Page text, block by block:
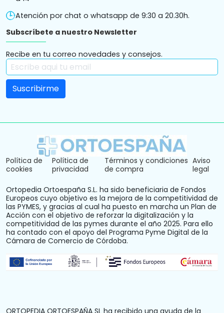
Atención por chat o whatsapp de 9:30 a 20.30h.
Subscríbete a nuestro Newsletter
Recibe en tu correo novedades y consejos.
Política de
cookies
Política de
privacidad
Términos y condiciones
de compra
Aviso
legal
Ortopedia Ortoespaña S.L. ha sido beneficiaria de Fondos
Europeos cuyo objetivo es la mejora de la competitividad de
las PYMES, y gracias al cual ha puesto en marcha un Plan de
Acción con el objetivo de reforzar la digitalización y la
competitividad de las pymes durante el año 2025. Para ello
ha contado con el apoyo del Programa Pyme Digital de la
Cámara de Comercio de Córdoba.
ORTOPEDIA ORTOESPAÑA SL ha recibido una ayuda de la